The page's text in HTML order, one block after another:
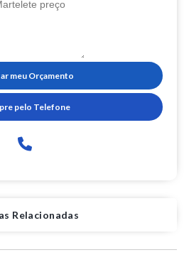
meu Orçamento
pelo Telefone
Relacionadas